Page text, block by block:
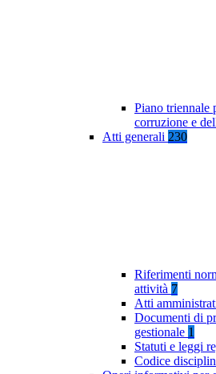
Piano triennale
corruzione e
Atti generali 230
Riferimenti
attività 7
Atti
Documenti di
gestionale 1
Statuti e leggi
Codice